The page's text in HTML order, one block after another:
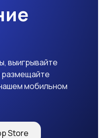
выигрывайте
размещайте
мобильном
Store